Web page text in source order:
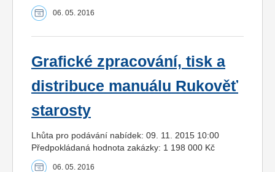
06. 05. 2016
Grafické zpracování, tisk a
distribuce manuálu Rukověť
starosty
Lhůta pro podávání nabídek: 09. 11. 2015 10:00
Předpokládaná hodnota zakázky: 1 198 000 Kč
06. 05. 2016